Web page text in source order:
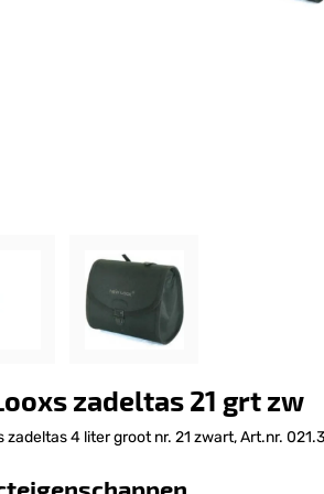
zadeltas 21 grt zw
zadeltas 4 liter groot nr. 21 zwart, Art.nr.